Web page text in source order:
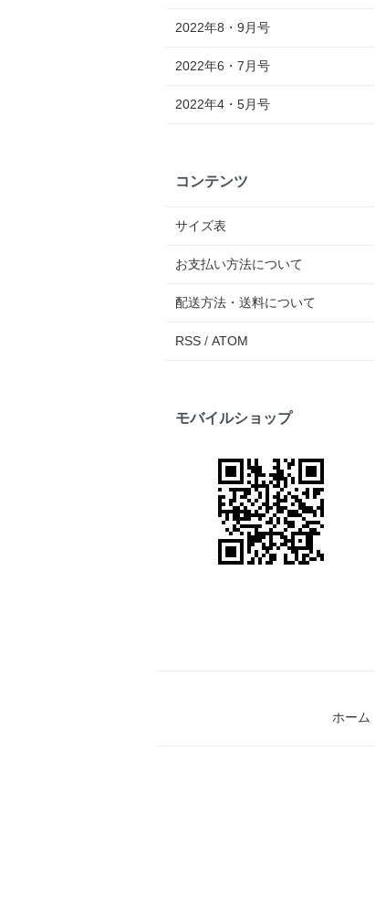
2022年8・9月号
2022年6・7月号
2022年4・5月号
コンテンツ
サイズ表
お支払い方法について
配送方法・送料について
RSS / ATOM
モバイルショップ
ホーム